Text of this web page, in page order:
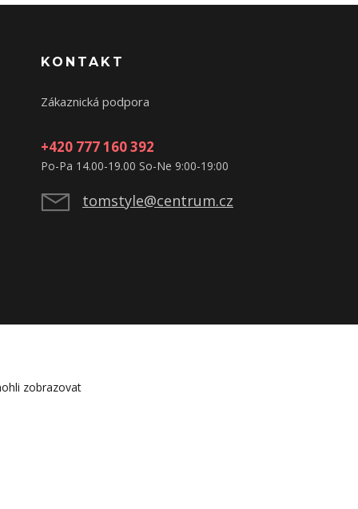
KONTAKT
Zákaznická podpora
+420 777 160 392
Po-Pa 14.00-19.00 So-Ne 9:00-19:00
tomstyle@centrum.cz
zobrazovat